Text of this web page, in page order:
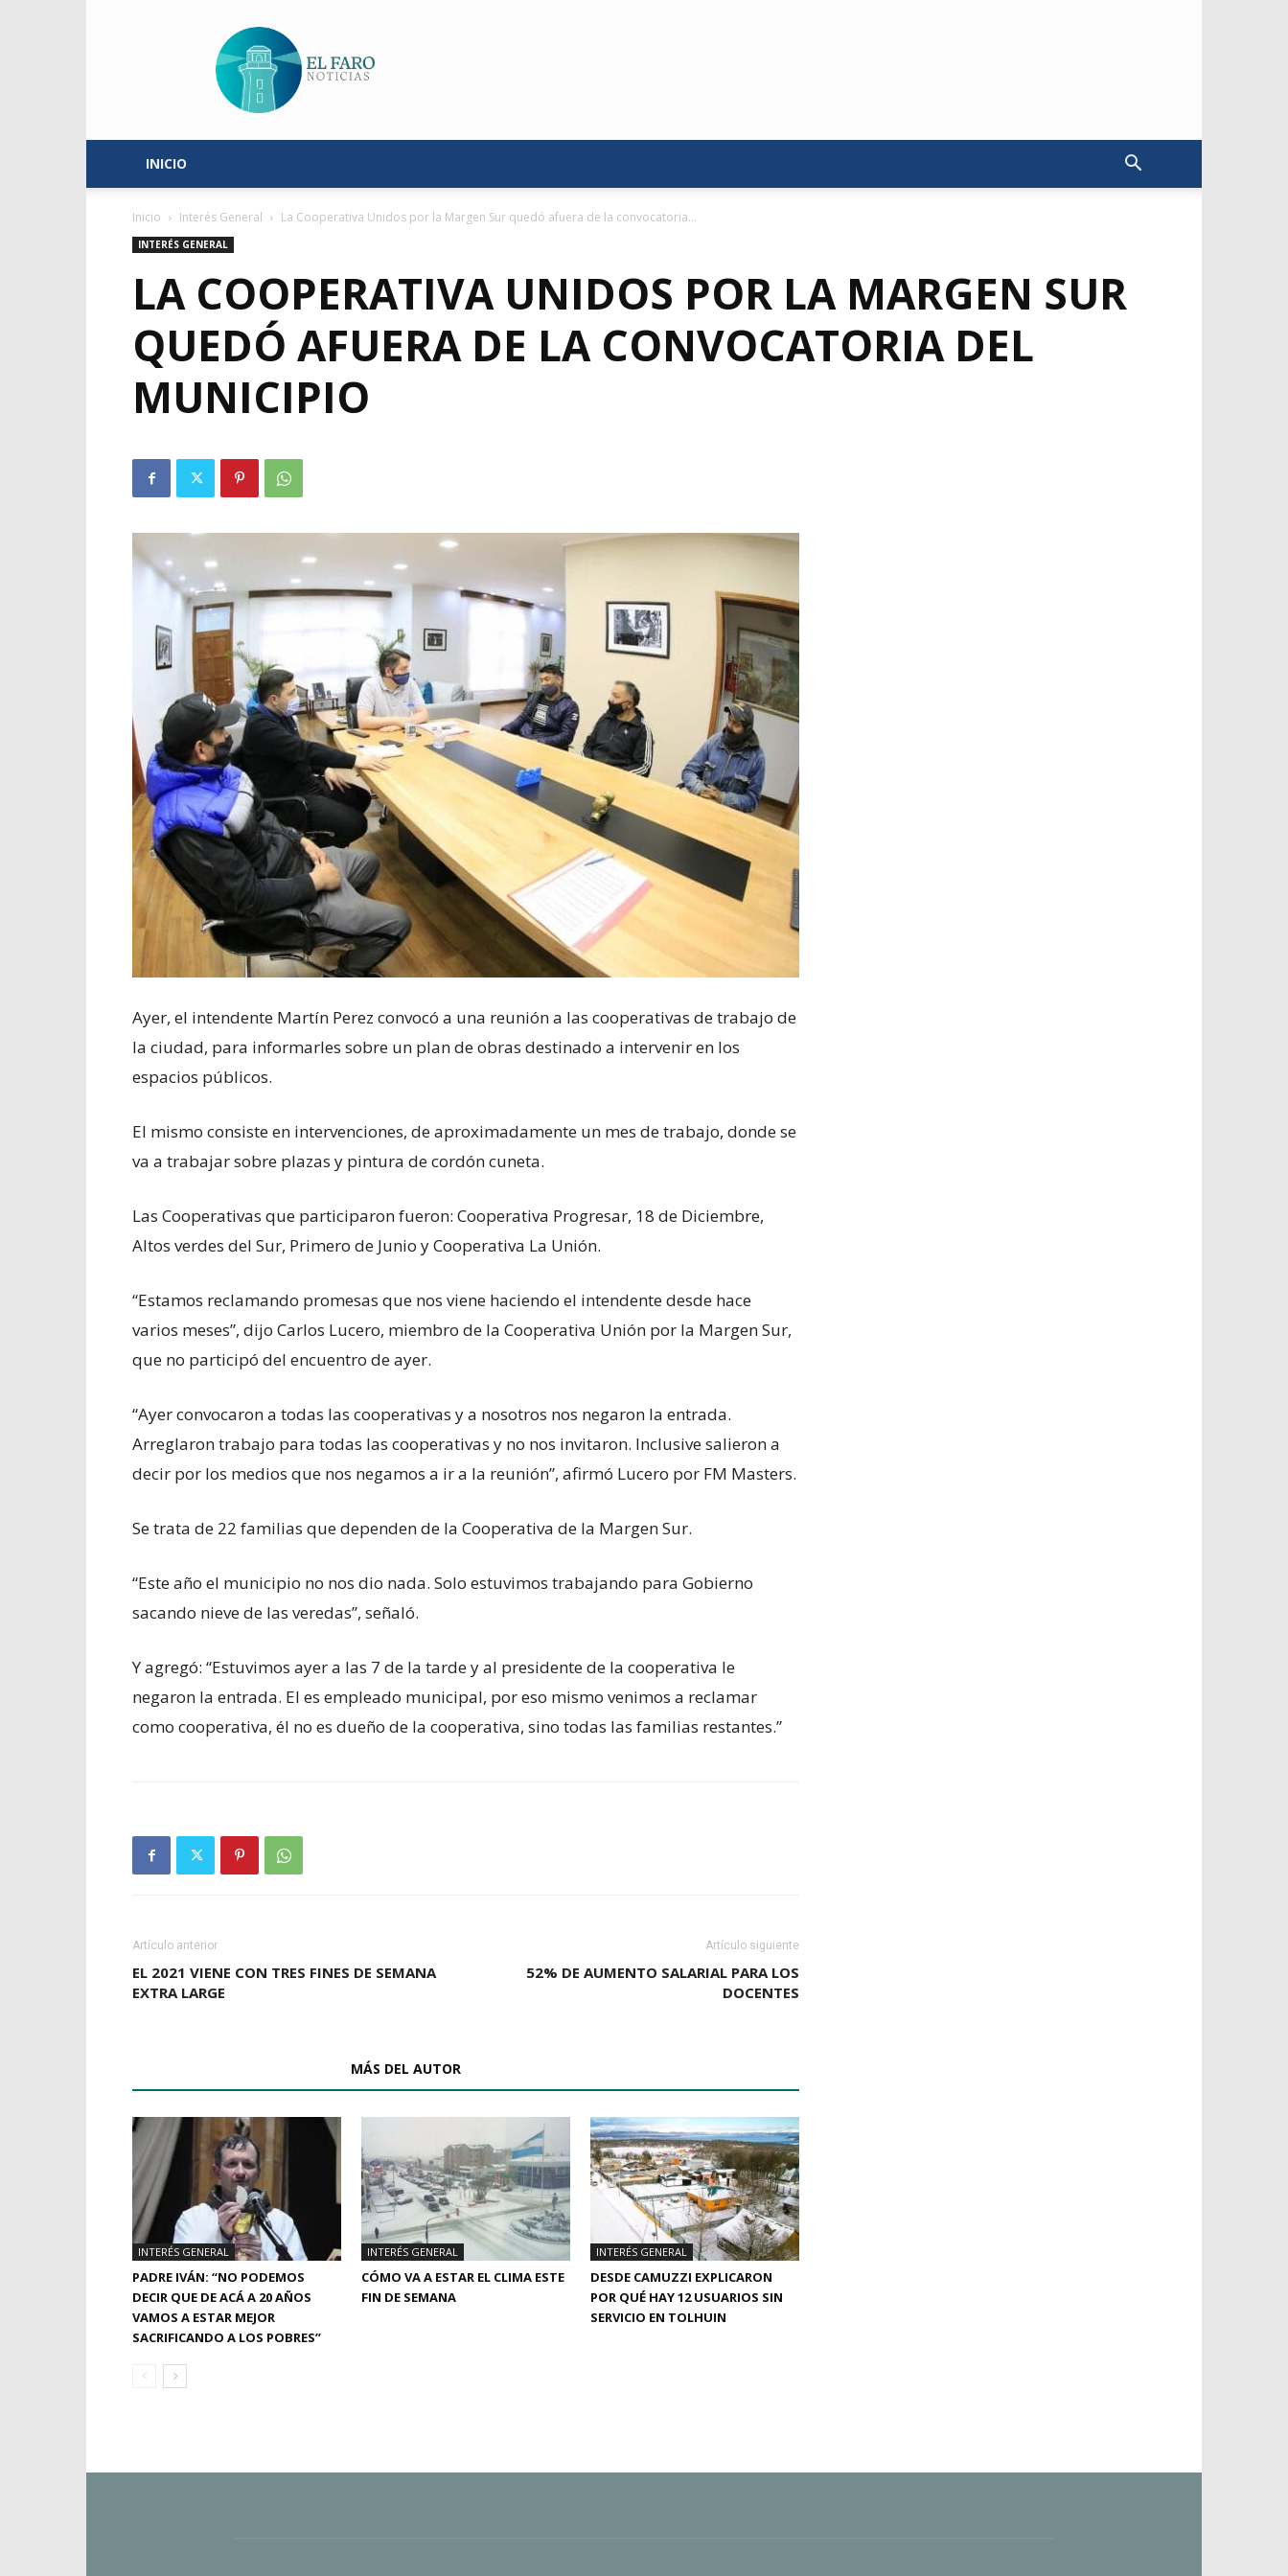
Faro
Noticias
INICIO
Inicio Interés General La Cooperativa Unidos por la Margen Sur quedó afuera de la convocatoria...
INTERÉS GENERAL
LA COOPERATIVA UNIDOS POR LA MARGEN SUR
QUEDÓ AFUERA DE LA CONVOCATORIA DEL
MUNICIPIO
Ayer, el intendente Martín Perez convocó a una reunión a las cooperativas de trabajo de
la ciudad, para informarles sobre un plan de obras destinado a intervenir en los
espacios públicos.
El mismo consiste en intervenciones, de aproximadamente un mes de trabajo, donde se
va a trabajar sobre plazas y pintura de cordón cuneta.
Las Cooperativas que participaron fueron: Cooperativa Progresar, 18 de Diciembre,
Altos verdes del Sur, Primero de Junio y Cooperativa La Unión.
“Estamos reclamando promesas que nos viene haciendo el intendente desde hace
varios meses”, dijo Carlos Lucero, miembro de la Cooperativa Unión por la Margen Sur,
que no participó del encuentro de ayer.
“Ayer convocaron a todas las cooperativas y a nosotros nos negaron la entrada.
Arreglaron trabajo para todas las cooperativas y no nos invitaron. Inclusive salieron a
decir por los medios que nos negamos a ir a la reunión”, afirmó Lucero por FM Masters.
Se trata de 22 familias que dependen de la Cooperativa de la Margen Sur.
“Este año el municipio no nos dio nada. Solo estuvimos trabajando para Gobierno
sacando nieve de las veredas”, señaló.
Y agregó: “Estuvimos ayer a las 7 de la tarde y al presidente de la cooperativa le
negaron la entrada. El es empleado municipal, por eso mismo venimos a reclamar
como cooperativa, él no es dueño de la cooperativa, sino todas las familias restantes.”
Artículo anterior
EL 2021 VIENE CON TRES FINES DE SEMANA
EXTRA LARGE
Artículo siguiente
52% DE AUMENTO SALARIAL PARA LOS
DOCENTES
MÁS DEL AUTOR
INTERÉS GENERAL
PADRE IVÁN: “NO PODEMOS
DECIR QUE DE ACÁ A 20 AÑOS
VAMOS A ESTAR MEJOR
SACRIFICANDO A LOS POBRES”
INTERÉS GENERAL
CÓMO VA A ESTAR EL CLIMA ESTE
FIN DE SEMANA
INTERÉS GENERAL
DESDE CAMUZZI EXPLICARON
POR QUÉ HAY 12 USUARIOS SIN
SERVICIO EN TOLHUIN